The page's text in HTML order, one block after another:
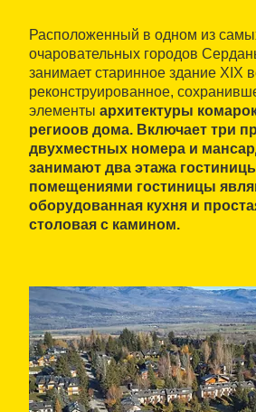
Расположенный в одном из
очаровательных городов
занимает старинное здание XIX
реконструированное,
элементы архитектуры
региоов дома. Включает три
двухместных номера и
занимают два этажа
помещениями гостиницы
оборудованная кухня и
столовая с камином.